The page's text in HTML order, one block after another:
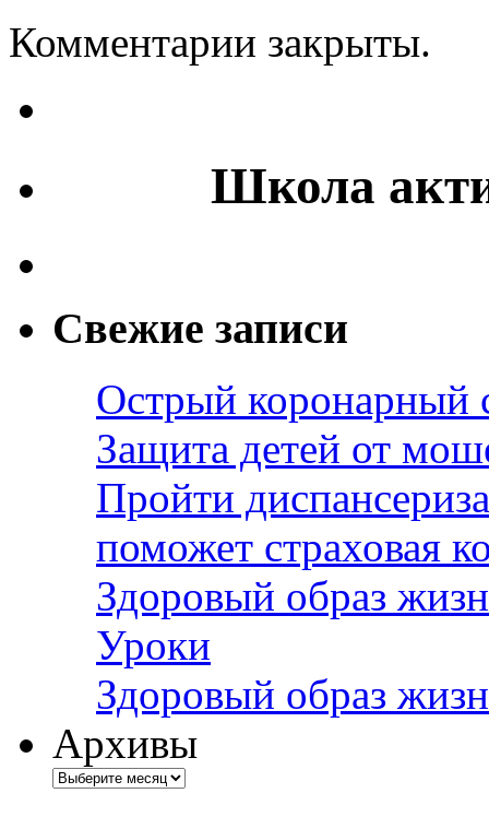
Комментарии закрыты.
Школа
Свежие записи
Острый коронарный
Защита детей от
Пройти
поможет страховая
Здоровый образ
Уроки
Здоровый образ
Архивы